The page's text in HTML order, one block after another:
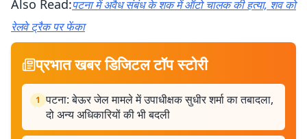
Also Read:पटना में अवैध संबंध के शक में ऑटो चालक की हत्या, शव को
रेलवे ट्रैक पर फेंका
प्रभात खबर डिजिटल टॉप स्टोरी
1 पटना: बेऊर जेल मामले में उपाधीक्षक सुधीर शर्मा का तबादला,
दो अन्य अधिकारियों की भी बदली